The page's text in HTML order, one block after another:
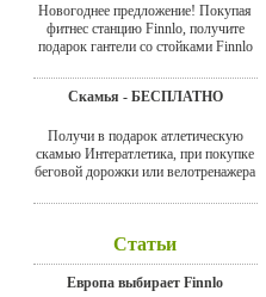
Новогоднее предложение! Покупая
фитнес станцию Finnlo, получите
подарок гантели со стойками Finnlo
Скамья - БЕСПЛАТНО
Получи в подарок атлетическую
скамью Интератлетика, при покупке
беговой дорожки или велотренажера
Статьи
Европа выбирает Finnlo